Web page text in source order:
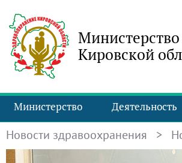
Кировской
Министерство Деятельность
Новости здравоохранения >